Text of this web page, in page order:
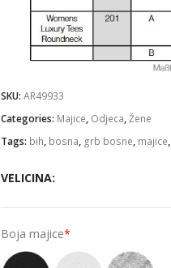
SKU: AR49933
Categories: Majice, Odjeca,Žene
Tags: bih, bosna, grb bosne, majice,
VELICINA
Boja majice*